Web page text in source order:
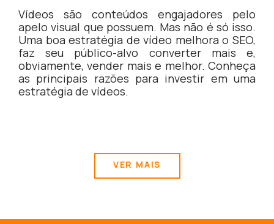
Vídeos são conteúdos engajadores pelo
apelo visual que possuem. Mas não é só isso.
Uma boa estratégia de vídeo melhora o SEO,
faz seu público-alvo converter mais e,
obviamente, vender mais e melhor. Conheça
as principais razões para investir em uma
estratégia de vídeos.
VER MAIS